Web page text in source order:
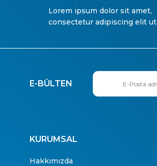
Lorem ipsum dolor sit amet,
consectetur adipiscing elit ut
E-BÜLTEN
KURUMSAL
Hakkımızda